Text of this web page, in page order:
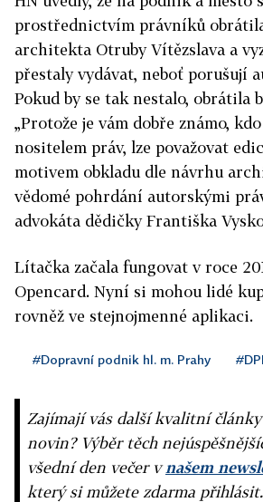
prostřednictvím právníků
architekta Otruby Vítězslava a
přestaly vydávat, neboť porušují
Pokud by se tak nestalo, obrátila
„Protože je vám dobře známo,
nositelem práv, lze považovat
motivem obkladu dle návrhu
vědomé pohrdání autorskými
advokáta dědičky Františka
Lítačka začala fungovat v roce
Opencard. Nyní si mohou lidé
rovněž ve stejnojmenné aplikaci.
#Dopravní podnik hl. m. Prahy
Zajímají vás další kvalitní
novin? Výběr těch
všední den večer vnašem
který si můžete zdarma přihlásit.